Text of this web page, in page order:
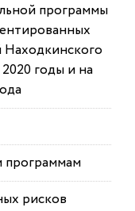
программы
годы и на
рисков